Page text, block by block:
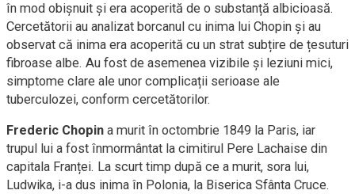
în mod obișnuit și era acoperită de o substanță albicioasă.
Cercetătorii au analizat borcanul cu inima lui Chopin și au
observat că inima era acoperită cu un strat subțire de țesuturi
fibroase albe. Au fost de asemenea vizibile și leziuni mici,
simptome clare ale unor complicații serioase ale
tuberculozei, conform cercetătorilor.
Frederic Chopin a murit în octombrie 1849 la Paris, iar
trupul lui a fost înmormântat la cimitirul Pere Lachaise din
capitala Franței. La scurt timp după ce a murit, sora lui,
Ludwika, i-a dus inima în Polonia, la Biserica Sfânta Cruce.